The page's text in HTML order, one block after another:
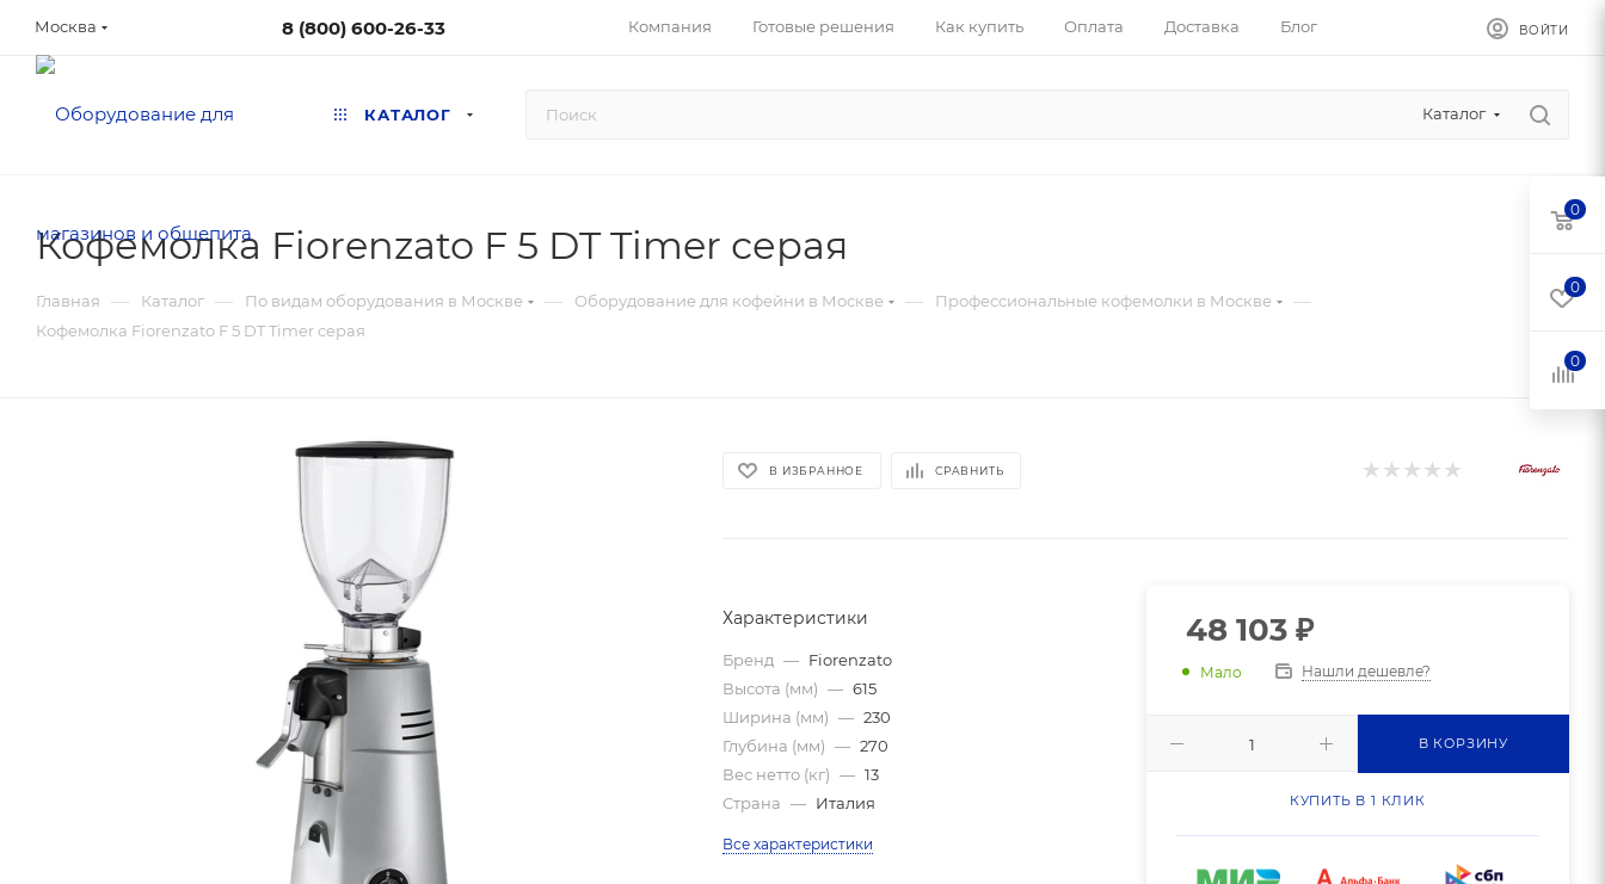
Москва 8 (800) 600-26-33 Компания Готовые решения Как купить Оплата Доставка Блог ВОЙТИ
КАТАЛОГ Каталог
Кофемолка Fiorenzato F 5 DT Timer серая
Главная — Каталог — По видам оборудования в Москве — Оборудование для кофейни в Москве — Профессиональные кофемолки в Москве —
Кофемолка Fiorenzato F 5 DT Timer серая
В ИЗБРАННОЕ СРАВНИТЬ
Характеристики
Бренд — Fiorenzato
Высота (мм) — 615
Ширина (мм) — 230
Глубина (мм) — 270
Вес нетто (кг) — 13
Страна — Италия
Все характеристики
48 103₽
Мало Нашли дешевле?
В КОРЗИНУ
КУПИТЬ В 1 КЛИК
0
0
0